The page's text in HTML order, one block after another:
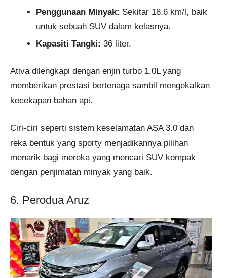
Penggunaan Minyak: Sekitar 18.6 km/l, baik
untuk sebuah SUV dalam kelasnya.
Kapasiti Tangki: 36 liter.
Ativa dilengkapi dengan enjin turbo 1.0L yang
memberikan prestasi bertenaga sambil mengekalkan
kecekapan bahan api.
Ciri-ciri seperti sistem keselamatan ASA 3.0 dan
reka bentuk yang sporty menjadikannya pilihan
menarik bagi mereka yang mencari SUV kompak
dengan penjimatan minyak yang baik.
6. Perodua Aruz